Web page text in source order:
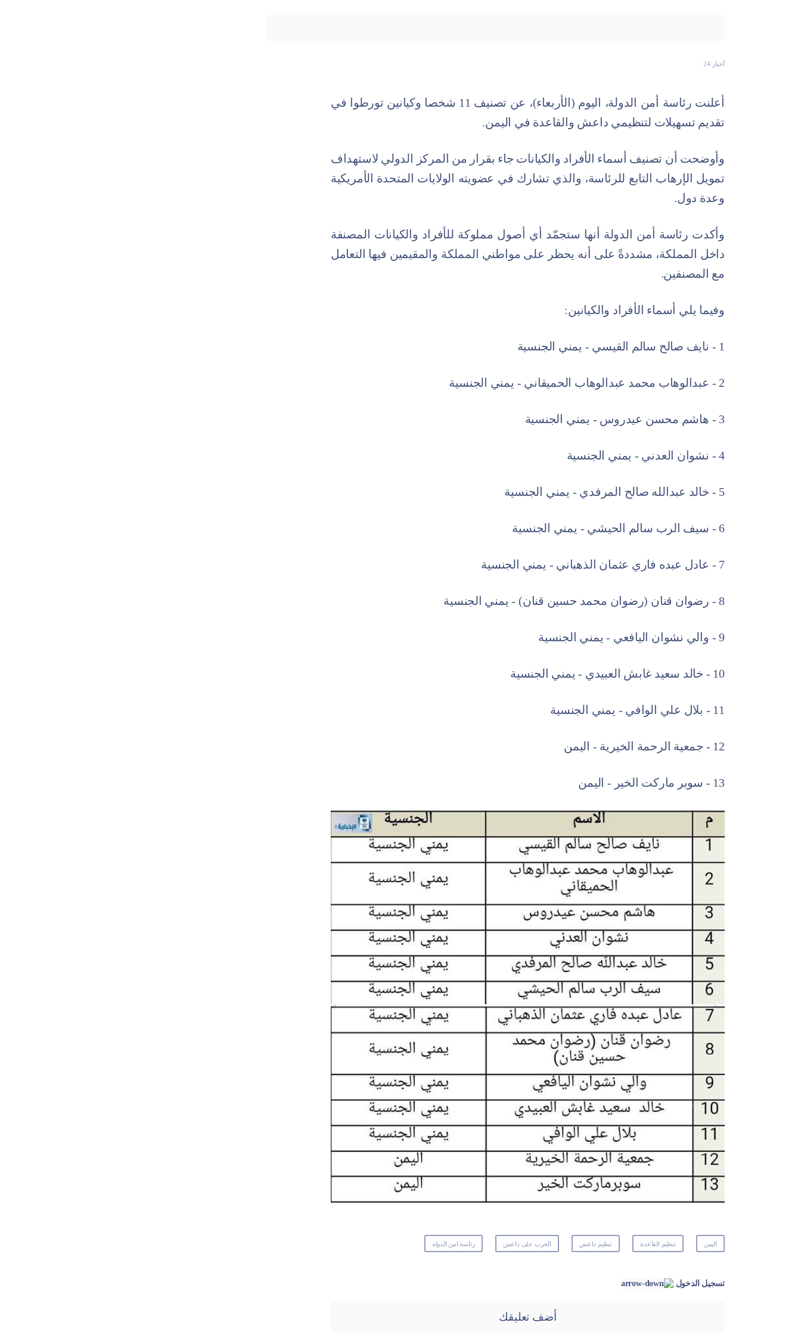
أخبار 24
أعلنت رئاسة أمن الدولة، اليوم (الأربعاء)، عن تصنيف 11 شخصا وكيانين تورطوا في
تقديم تسهيلات لتنظيمي داعش والقاعدة في اليمن.
وأوضحت أن تصنيف أسماء الأفراد والكيانات جاء بقرار من المركز الدولي لاستهداف
تمويل الإرهاب التابع للرئاسة، والذي تشارك في عضويته الولايات المتحدة الأمريكية
وعدة دول.
وأكدت رئاسة أمن الدولة أنها ستجمّد أي أصول مملوكة للأفراد والكيانات المصنفة
داخل المملكة، مشددةً على أنه يحظر على مواطني المملكة والمقيمين فيها التعامل
مع المصنفين.
وفيما يلي أسماء الأفراد والكيانين:
1 - نايف صالح سالم القيسي - يمني الجنسية
2 - عبدالوهاب محمد عبدالوهاب الحميقاني - يمني الجنسية
3 - هاشم محسن عيدروس - يمني الجنسية
4 - نشوان العدني - يمني الجنسية
5 - خالد عبدالله صالح المرفدي - يمني الجنسية
6 - سيف الرب سالم الحيشي - يمني الجنسية
7 - عادل عبده فاري عثمان الذهباني - يمني الجنسية
8 - رضوان قنان (رضوان محمد حسين قنان) - يمني الجنسية
9 - والي نشوان اليافعي - يمني الجنسية
10 - خالد سعيد غابش العبيدي - يمني الجنسية
11 - بلال علي الوافي - يمني الجنسية
12 - جمعية الرحمة الخيرية - اليمن
13 - سوبر ماركت الخير - اليمن
اليمن تنظيم القاعدة تنظيم داعش الحرب على داعش رئاسة امن الدولة
تسجيل الدخول
أضف تعليقك